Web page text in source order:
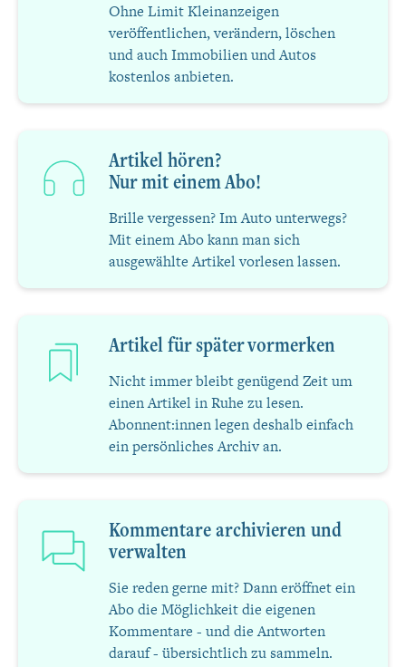
Ohne Limit Kleinanzeigen
veröffentlichen, verändern, löschen
und auch Immobilien und Autos
kostenlos anbieten.
Artikel hören?
Nur mit einem Abo!
Brille vergessen? Im Auto unterwegs?
Mit einem Abo kann man sich
ausgewählte Artikel vorlesen lassen.
Artikel für später vormerken
Nicht immer bleibt genügend Zeit um
einen Artikel in Ruhe zu lesen.
Abonnent:innen legen deshalb einfach
ein persönliches Archiv an.
Kommentare archivieren und
verwalten
Sie reden gerne mit? Dann eröffnet ein
Abo die Möglichkeit die eigenen
Kommentare - und die Antworten
darauf - übersichtlich zu sammeln.